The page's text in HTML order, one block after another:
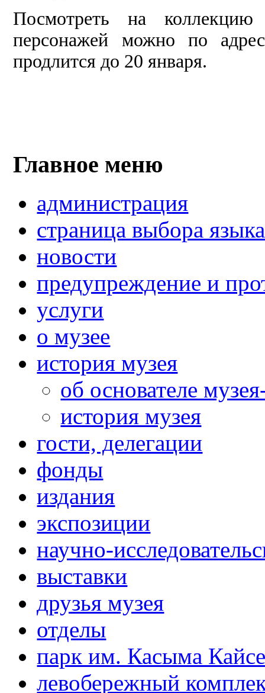
Посмотреть на
персонажей можно по
продлится до 20 января.
Главное меню
администрация
страница выбора языка
новости
предупреждение и
услуги
о музее
история музея
об основателе
история музея
гости, делегации
фонды
издания
экспозиции
научно-
выставки
друзья музея
отделы
парк им. Касыма
левобережный